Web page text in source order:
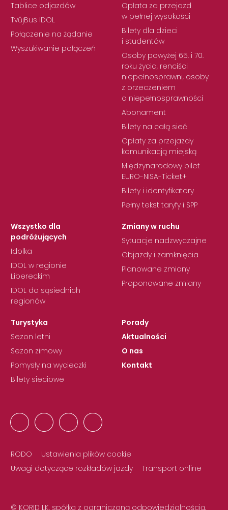
Tablice odjazdów
TvůjBus IDOL
Połączenie na żądanie
Wyszukiwanie połączeń
Opłata za przejazd
w pełnej wysokości
Bilety dla dzieci
i studentów
Osoby powyżej 65. i 70.
roku życia, renciści
niepełnosprawni, osoby
z orzeczeniem
o niepełnosprawności
Abonament
Bilety na całą sieć
Opłaty za przejazdy
komunikacją miejską
Międzynarodowy bilet
EURO-NISA-Ticket+
Bilety i identyfikatory
Pełny tekst taryfy i SPP
Wszystko dla
podróżujących
Idolka
IDOL w regionie
Libereckim
IDOL do sąsiednich
regionów
Zmiany w ruchu
Sytuacje nadzwyczajne
Objazdy i zamknięcia
Planowane zmiany
Proponowane zmiany
Turystyka
Sezon letni
Sezon zimowy
Pomysły na wycieczki
Bilety sieciowe
Porady
Aktualności
O nas
Kontakt
RODO
Ustawienia plików cookie
Uwagi dotyczące rozkładów jazdy
Transport online
© KORID LK, spółka z ograniczoną odpowiedzialnością,